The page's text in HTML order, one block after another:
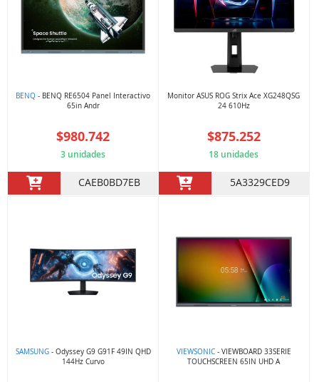
BENQ - BENQ RE6504 Panel Interactivo
65in Andr
$980.742
3 unidades
CAEB0BD7EB
Monitor ASUS ROG Strix Ace XG248QSG
24 610Hz
$875.252
18 unidades
5A3329CED9
SAMSUNG- Odyssey G9 G91F 49IN QHD
144Hz Curvo
VIEWSONIC- VIEWBOARD 33SERIE
TOUCHSCREEN 65IN UHD A